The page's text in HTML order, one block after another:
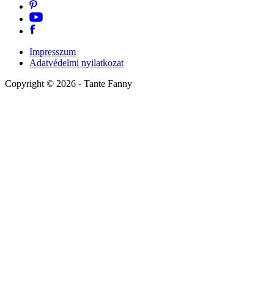
Impresszum
Adatvédelmi nyilatkozat
Copyright © 2026 - Tante Fanny